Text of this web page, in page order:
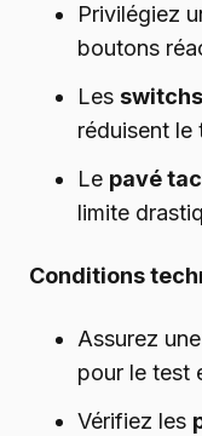
Privilégiez
boutons
Les
réduisent le
Le pavé
limite
Conditions
Assurez une
pour le test
Vérifiez les